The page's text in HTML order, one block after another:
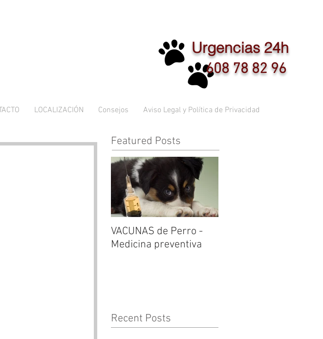
Urgencias 24h
608 78 82 96
Featured Posts
VACUNAS de Perro -
Medicina preventiva
Recent Posts
LOCALIZACIÓN Consejos Aviso Legal y Política de Privacidad